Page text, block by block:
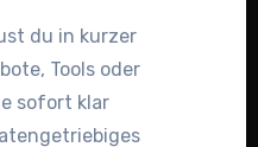
du in kurzer
Tools oder
sofort klar